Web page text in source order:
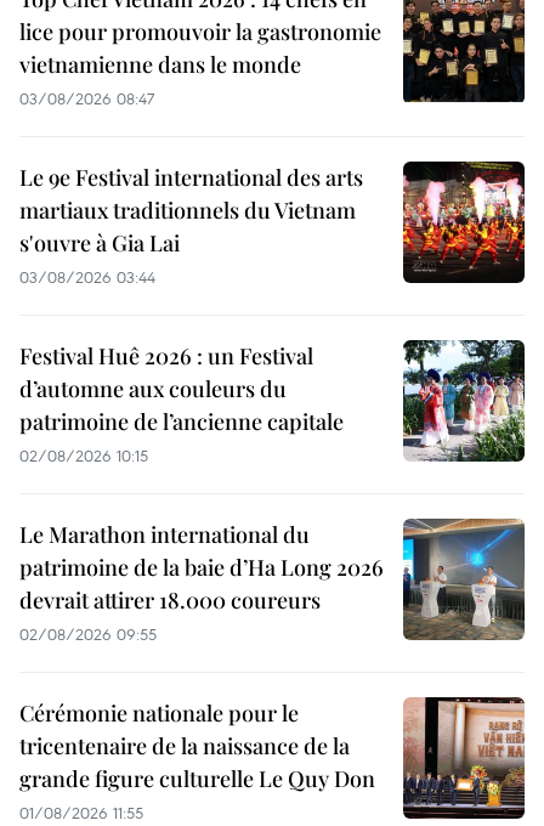
lice pour promouvoir la gastronomie
vietnamienne dans le monde
03/08/2026 08:47
Le 9e Festival international des arts
martiaux traditionnels du Vietnam
s'ouvre à Gia Lai
03/08/2026 03:44
Festival Huê 2026 : un Festival
d’automne aux couleurs du
patrimoine de l’ancienne capitale
02/08/2026 10:15
Le Marathon international du
patrimoine de la baie d’Ha Long 2026
devrait attirer 18.000 coureurs
02/08/2026 09:55
Cérémonie nationale pour le
tricentenaire de la naissance de la
grande figure culturelle Le Quy Don
01/08/2026 11:55